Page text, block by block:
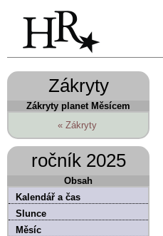
Zákryty
Zákryty planet Měsícem
« Zákryty
ročník 2025
Obsah
Kalendář a čas
Slunce
Měsíc